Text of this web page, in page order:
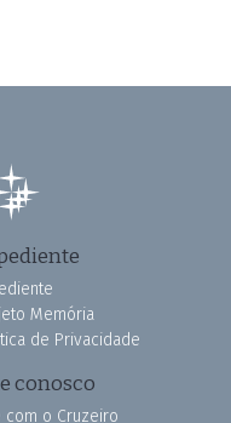
Memória
de Privacidade
conosco
com o Cruzeiro